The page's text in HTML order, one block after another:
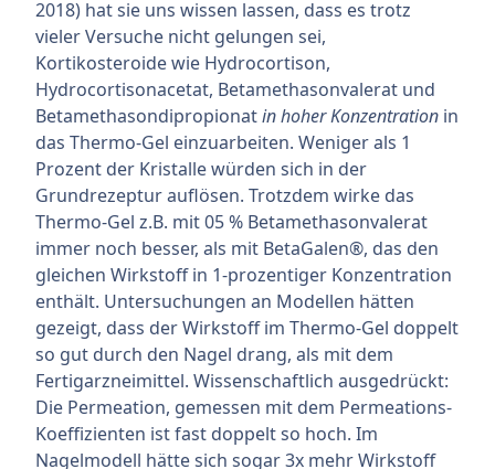
2018) hat sie uns wissen lassen, dass es trotz
vieler Versuche nicht gelungen sei,
Kortikosteroide wie Hydrocortison,
Hydrocortisonacetat, Betamethasonvalerat und
Betamethasondipropionatin hoher Konzentration in
das Thermo-Gel einzuarbeiten. Weniger als 1
Prozent der Kristalle würden sich in der
Grundrezeptur auflösen. Trotzdem wirke das
Thermo-Gel z.B. mit 05 % Betamethasonvalerat
immer noch besser, als mit BetaGalen®, das den
gleichen Wirkstoff in 1-prozentiger Konzentration
enthält. Untersuchungen an Modellen hätten
gezeigt, dass der Wirkstoff im Thermo-Gel doppelt
so gut durch den Nagel drang, als mit dem
Fertigarzneimittel. Wissenschaftlich ausgedrückt:
Die Permeation, gemessen mit dem Permeations-
Koeffizienten ist fast doppelt so hoch. Im
Nagelmodell hätte sich sogar 3x mehr Wirkstoff